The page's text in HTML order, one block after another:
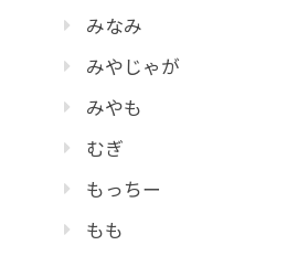
みなみ
みやじゃが
みやも
むぎ
もっちー
もも